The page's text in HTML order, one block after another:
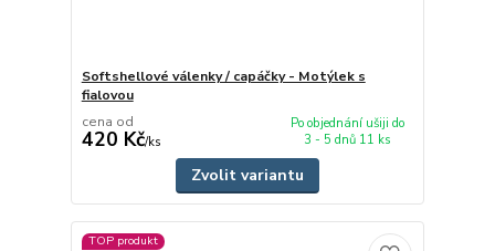
Softshellové válenky / capáčky - Motýlek s
fialovou
cena od
420 Kč/ks
Po objednání ušiji do
3 - 5 dnů 11 ks
Zvolit variantu
TOP produkt